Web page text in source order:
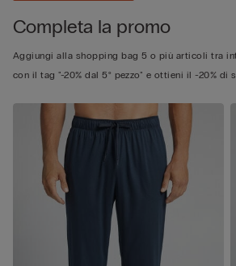
Completa la promo
Aggiungi alla shopping bag 5 o più articoli tra
con il tag "-20% dal 5° pezzo" e ottieni il -20% di